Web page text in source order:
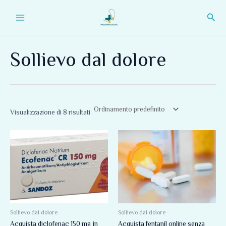
Sollievo dal dolore
Visualizzazione di 8 risultati
Sollievo dal dolore
Acquista diclofenac 150 mg in
Fascia
di
prezzo:
da
75,00 €
210,00 €
Questo
prodotto
ha
Le
opzioni
possono
Sollievo dal dolore
Acquista fentanil online senza
Fascia
di
75,00 €
a
245,00 €
Questo
ha
più
varianti.
opzioni
possono